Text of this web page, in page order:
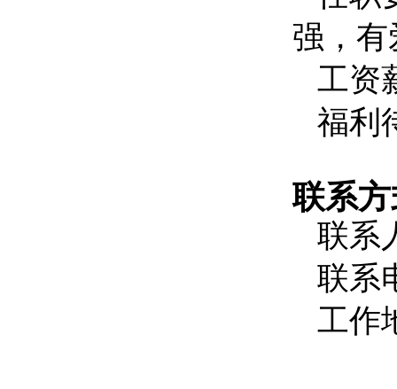
强，
工资
福利
联系
联系
联系
工作